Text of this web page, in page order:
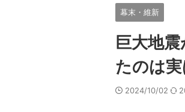
幕末・維新
巨大地
たのは
2024/10/02